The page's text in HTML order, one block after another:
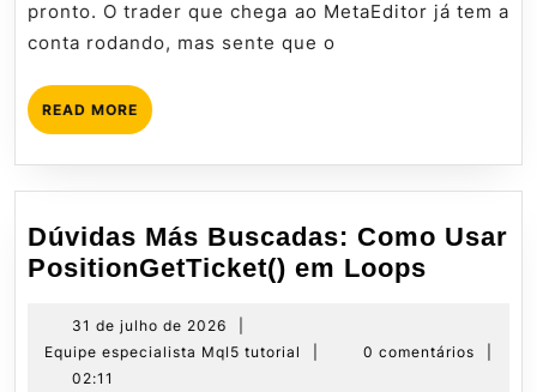
pronto. O trader que chega ao MetaEditor já tem a
conta rodando, mas sente que o
READ MORE READ
MORE
Dúvidas Más Buscadas: Como Usar
PositionGetTicket() em Loops
Como
31 de julho de 2026
de
Equipe especialista Mql5 tutorial
0 comentários
02:11